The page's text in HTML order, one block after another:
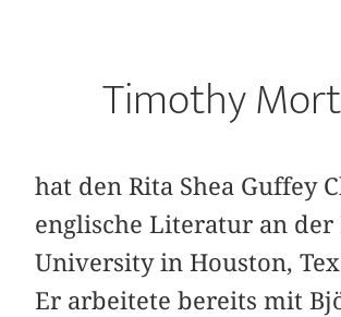
Timothy
hat den Rita Shea Guffey
englische Literatur an der
University in Houston,
Er arbeitete bereits mit